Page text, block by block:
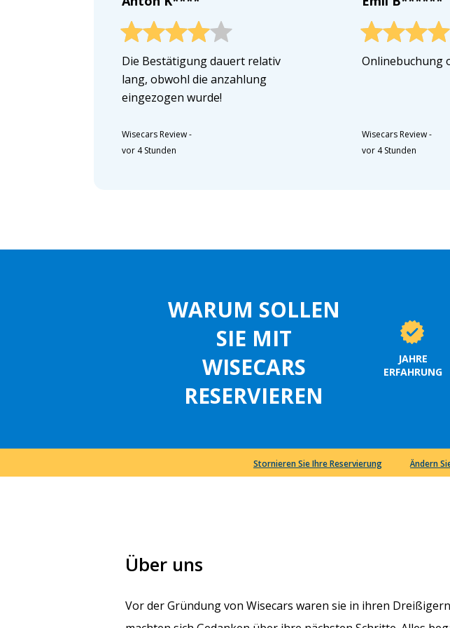
Die Bestätigung dauert relativ
lang, obwohl die anzahlung
eingezogen wurde!
Wisecars Review-
vor 4 Stunden
Onlinebuchung
Wisecars Review-
vor 4 Stunden
WARUM SOLLEN
SIE MIT
WISECARS
RESERVIEREN
JAHRE
ERFAHRUNG
Stornieren Sie Ihre Reservierung Ändern
Über uns
Vor der Gründung von Wisecars waren sie in ihren